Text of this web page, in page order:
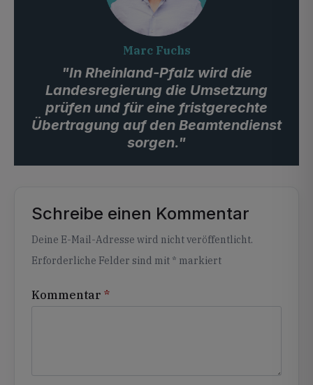
Marc Fuchs
"In Rheinland-Pfalz wird die
Landesregierung die Umsetzung
prüfen und für eine fristgerechte
Übertragung auf den Beamtendienst
sorgen."
Schreibe einen Kommentar
Deine E-Mail-Adresse wird nicht veröffentlicht.
Erforderliche Felder sind mit * markiert
Kommentar *
Alternative: